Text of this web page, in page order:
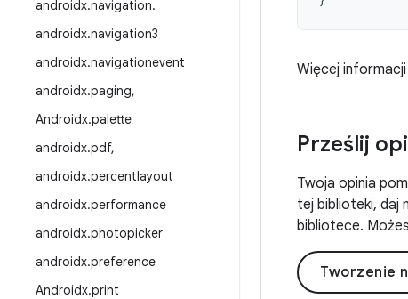
androidx.navigation.
androidx.navigation3
androidx.navigationevent
androidx.paging,
Androidx.palette
androidx.pdf,
androidx.percentlayout
androidx.performance
androidx.photopicker
androidx.preference
Androidx.print
Więcej
Prześlij
Twoja opinia
tej biblioteki, daj
bibliotece.
Tworzenie